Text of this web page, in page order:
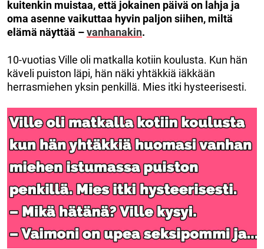
kuitenkin muistaa, että jokainen päivä on lahja ja
oma asenne vaikuttaa hyvin paljon siihen, miltä
elämä näyttää –vanhanakin.
10-vuotias Ville oli matkalla kotiin koulusta. Kun hän
käveli puiston läpi, hän näki yhtäkkiä iäkkään
herrasmiehen yksin penkillä. Mies itki hysteerisesti.